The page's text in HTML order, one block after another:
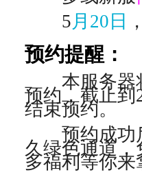
5 月20日
预约提醒：
本服务器
预约，截止到
结束预约。
预约成功
久绿色通道
多福利等你来